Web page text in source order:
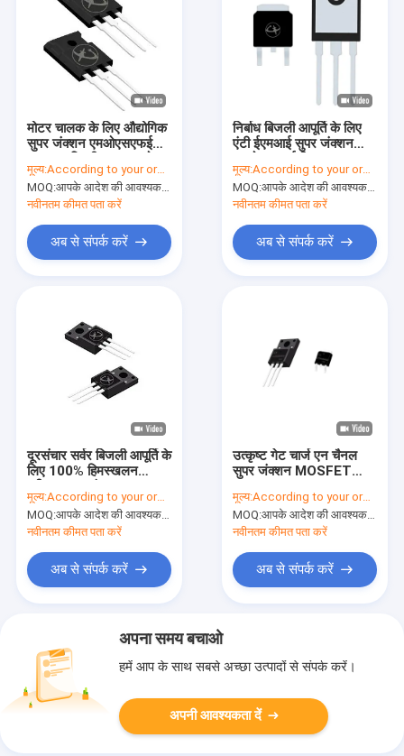
मोटर चालक के लिए औद्योगिक
सुपर जंक्शन एमओएसएफईटी
मूल्य:According to your order requirement
MOQ:आपके आदेश की आवश्यकता के अनुसार
नवीनतम कीमत पता करें
अब से संपर्क करें
निर्बाध बिजली आपूर्ति के लिए
एंटी ईएमआई सुपर जंक्शन
मूल्य:According to your order requirement
MOQ:आपके आदेश की आवश्यकता के अनुसार
नवीनतम कीमत पता करें
अब से संपर्क करें
दूरसंचार सर्वर बिजली आपूर्ति के
लिए 100% हिमस्खलन
MOSFET
मूल्य:According to your order requirement
MOQ:आपके आदेश की आवश्यकता के अनुसार
नवीनतम कीमत पता करें
अब से संपर्क करें
उत्कृष्ट गेट चार्ज एन चैनल
सुपर जंक्शन MOSFET
उच्च शक्ति अर्धचालक
मूल्य:According to your order requirement
MOQ:आपके आदेश की आवश्यकता के अनुसार
नवीनतम कीमत पता करें
अब से संपर्क करें
अपना समय बचाओ
हमें आप के साथ सबसे अच्छा उत्पादों से संपर्क करें।
अपनी आवश्यकता दें